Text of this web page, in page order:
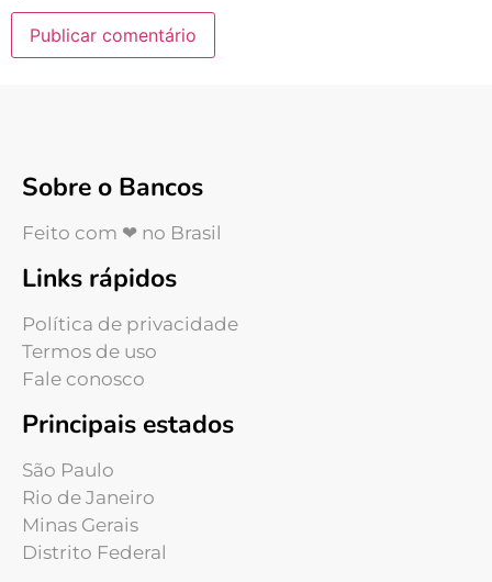
Sobre o Bancos
Feito com ❤ no Brasil
Links rápidos
Política de privacidade
Termos de uso
Fale conosco
Principais estados
São Paulo
Rio de Janeiro
Minas Gerais
Distrito Federal